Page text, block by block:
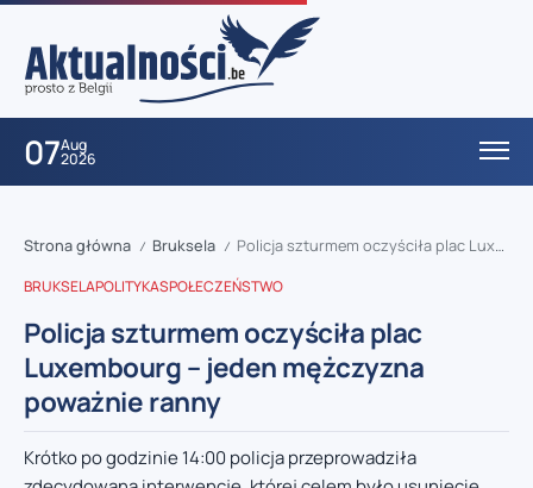
07Aug
2026
Strona główna / Bruksela / Policja szturmem oczyściła plac Luxembourg – jeden mężczyzna poważnie ranny
BRUKSELAPOLITYKASPOŁECZEŃSTWO
Policja szturmem oczyściła plac
Luxembourg – jeden mężczyzna
poważnie ranny
Krótko po godzinie 14:00 policja przeprowadziła